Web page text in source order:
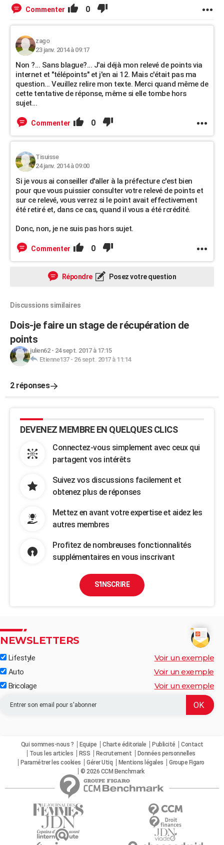
Commenter 0
zago
23 janv. 2014 à 09:17
Non ?... Sans blague?... J'ai déjà mon relevé de points via
internet et "télépoints" et j'en ai 12. Mais c'était pas ma
question... Veuillez relire mon texte. Merci quand même de
cette tentative de réponse, même si elle tombe hors
sujet...
Commenter 0
Tisuisse
24 janv. 2014 à 09:00
Si je vous ai conseiller d'aller à la préfecture c'est bien
pour que vous puissier consulter votre relevé de points et
sur ce relevé, vous verrez si le point avait effectivement
été retiré et, dans ce cas, quand il vous a été rcrédité.
Donc, non, je ne suis pas hors sujet.
Commenter 0
Répondre Posez votre question
Discussions similaires
Dois-je faire un stage de récupération de
points
julien62- 24 sept. 2017 à 17:15
Etienne137- 26 sept. 2017 à 11:14
2 réponses
DEVENEZ MEMBRE EN QUELQUES CLICS
Connectez-vous simplement avec ceux qui
partagent vos intérêts
Suivez vos discussions facilement et
obtenez plus de réponses
Mettez en avant votre expertise et aidez les
autres membres
Profitez de nombreuses fonctionnalités
supplémentaires en vous inscrivant
S'INSCRIRE
NEWSLETTERS
Lifestyle Voir un exemple
Auto Voir un exemple
Bricolage Voir un exemple
Qui sommes-nous ? Equipe Charte éditoriale Publicité
Contact
Tous les articles
RSS Recrutement
Données personnelles
Paramétrer les cookies
Gérer Utiq Mentions légales
Groupe Figaro
© 2026 CCM Benchmark